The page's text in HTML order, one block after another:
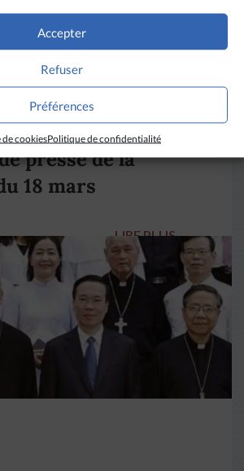
Accepter
Refuser
Préférences
cookiesPolitique de confidentialité
presse de la
18 mars
LIRE PLUS →